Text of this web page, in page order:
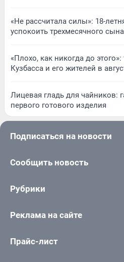
«Не рассчитала силы»: 18-
успокоить трехмесячного
«Плохо, как никогда до
Кузбасса и его жителей в
Лицевая гладь для чайников:
первого готового изделия
Подписаться на новости
Сообщить новость
Рубрики
Реклама на сайте
Прайс-лист